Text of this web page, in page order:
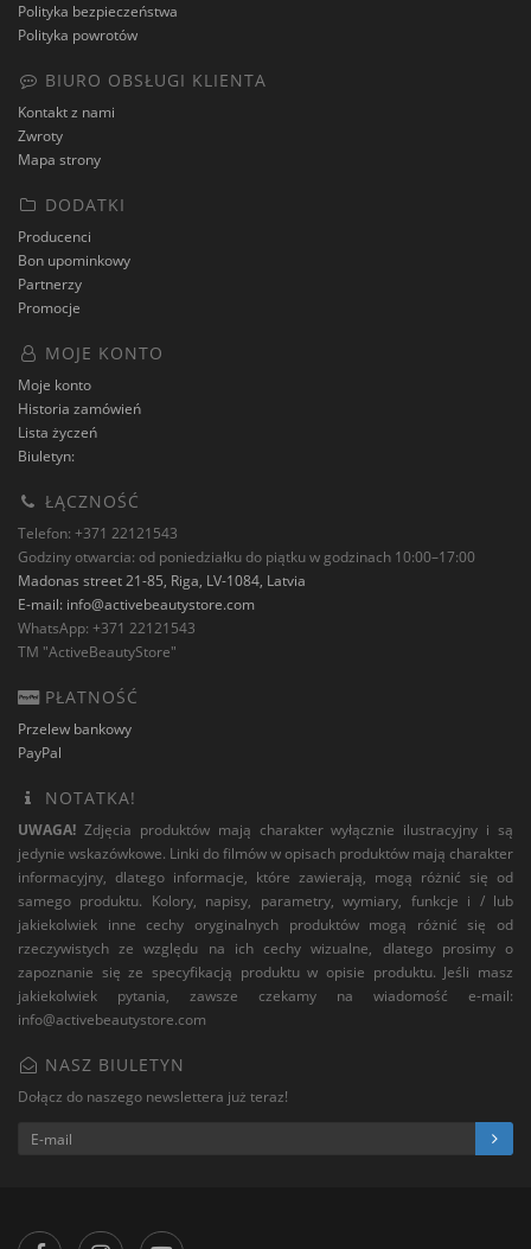
Polityka bezpieczeństwa
Polityka powrotów
BIURO OBSŁUGI KLIENTA
Kontakt z nami
Zwroty
Mapa strony
DODATKI
Producenci
Bon upominkowy
Partnerzy
Promocje
MOJE KONTO
Moje konto
Historia zamówień
Lista życzeń
Biuletyn:
ŁĄCZNOŚĆ
Telefon: +371 22121543
Godziny otwarcia: od poniedziałku do piątku w godzinach 10:00–17:00
Madonas street 21-85, Riga, LV-1084, Latvia
E-mail: info@activebeautystore.com
WhatsApp: +371 22121543
TM "ActiveBeautyStore"
PŁATNOŚĆ
Przelew bankowy
PayPal
NOTATKA!
UWAGA! Zdjęcia produktów mają charakter wyłącznie ilustracyjny i są
jedynie wskazówkowe. Linki do filmów w opisach produktów mają charakter
informacyjny, dlatego informacje, które zawierają, mogą różnić się od
samego produktu. Kolory, napisy, parametry, wymiary, funkcje i / lub
jakiekolwiek inne cechy oryginalnych produktów mogą różnić się od
rzeczywistych ze względu na ich cechy wizualne, dlatego prosimy o
zapoznanie się ze specyfikacją produktu w opisie produktu. Jeśli masz
jakiekolwiek pytania, zawsze czekamy na wiadomość e-mail:
info@activebeautystore.com
NASZ BIULETYN
Dołącz do naszego newslettera już teraz!